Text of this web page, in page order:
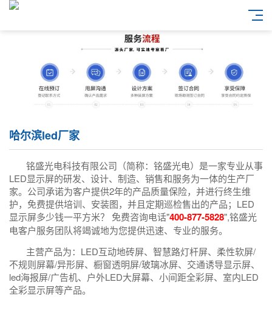
哈尔滨led厂家
铭盛光电科技有限公司（简称：铭盛光电）是一家专业从事
LED显示屏的研发、设计、制造、销售和服务为一体的生产厂
家。公司承诺为客户提供2年的产品质量保险，并进行终生维
护，免费提供培训、安装图，并且定期巡检售出的产品；LED
显示屏多少钱一平方米？ 免费咨询电话"400-877-5828",铭盛光
电客户服务团队将竭诚地为您提供迅速、专业的服务。
主营产品为：LED互动地砖屏、智慧路灯杆屏、柔性软屏/
不规则屏幕/异形屏、橱窗透明屏/玻璃冰屏、交通诱导显示屏、
led海报屏/广告机、户外LED大屏幕、小间距全彩屏、室内LED
全彩显示屏等产品。